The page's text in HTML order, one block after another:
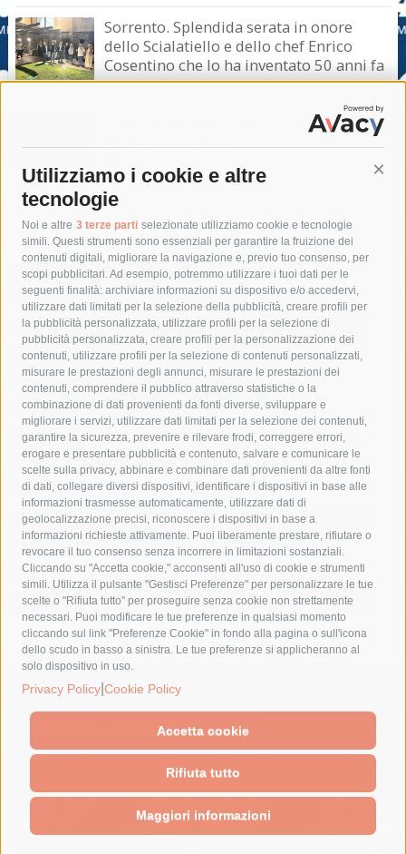
Utilizziamo i cookie e altre
tecnologie
Noi e altre 3 terze parti selezionate utilizziamo cookie e tecnologie
simili. Questi strumenti sono essenziali per garantire la fruizione dei
contenuti digitali, migliorare la navigazione e, previo tuo consenso, per
scopi pubblicitari. Ad esempio, potremmo utilizzare i tuoi dati per le
seguenti finalità: archiviare informazioni su dispositivo e/o accedervi,
utilizzare dati limitati per la selezione della pubblicità, creare profili per
la pubblicità personalizzata, utilizzare profili per la selezione di
pubblicità personalizzata, creare profili per la personalizzazione dei
contenuti, utilizzare profili per la selezione di contenuti personalizzati,
misurare le prestazioni degli annunci, misurare le prestazioni dei
contenuti, comprendere il pubblico attraverso statistiche o la
combinazione di dati provenienti da fonti diverse, sviluppare e
migliorare i servizi, utilizzare dati limitati per la selezione dei contenuti,
garantire la sicurezza, prevenire e rilevare frodi, correggere errori,
erogare e presentare pubblicità e contenuto, salvare e comunicare le
scelte sulla privacy, abbinare e combinare dati provenienti da altre fonti
di dati, collegare diversi dispositivi, identificare i dispositivi in base alle
informazioni trasmesse automaticamente, utilizzare dati di
geolocalizzazione precisi, riconoscere i dispositivi in base a
informazioni richieste attivamente. Puoi liberamente prestare, rifiutare o
revocare il tuo consenso senza incorrere in limitazioni sostanziali.
Cliccando su "Accetta cookie," acconsenti all'uso di cookie e strumenti
simili. Utilizza il pulsante "Gestisci Preferenze" per personalizzare le tue
scelte o "Rifiuta tutto" per proseguire senza cookie non strettamente
necessari. Puoi modificare le tue preferenze in qualsiasi momento
cliccando sul link "Preferenze Cookie" in fondo alla pagina o sull'icona
dello scudo in basso a sinistra. Le tue preferenze si applicheranno al
solo dispositivo in uso.
Privacy Policy Cookie Policy
Accetta cookie
Rifiuta tutto
Maggiori informazioni
Sorrento. Splendida serata in onore
dello Scialatiello e dello chef Enrico
Cosentino che lo ha inventato 50 anni fa
5 Agosto 2026
Sorrento. Maurizio de Giovanni presenta
Tag
acqua allerta meteo
anas
area marina protetta di punta campanella
arresto
Asl Napoli 3 sud
capitaneria di porto capri
carabinieri
castellammare di stabia
circumvesuviana
comune di sorrento
concerto
contagi
costiera amalfitana
covid-19 eav
elezioni
fondazione sorrento
gori guardia costiera
incidente
lavori
lorenzo balducelli mare
massa lubrense
massimo coppola
Meta napoli
ordinanza
penisola sorrentina
piano di sorrento
polizia municipale
protezione civile
Regione Campania
sant'agnello
sindaco cuomo
sorrento studenti temporali
treni
turismo
Vico Equense villa fiorentino vincenzo de luca
© 2015 SorrentoPress. All rights reserved.
Il giornale online della Penisola Sorrentina
Cookie Policy